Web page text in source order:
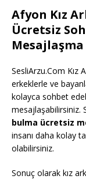
Afyon Kız
Ücretsiz
Mesajlaşma
SesliArzu.Com Kız
erkeklerle ve
kolayca sohbet
mesajlaşabilirsiniz.
bulma ücretsiz
insanı daha kolay
olabilirsiniz.
Sonuç olarak kız